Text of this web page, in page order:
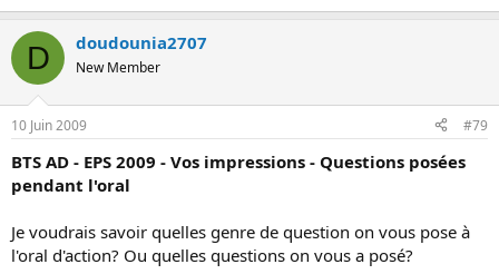
D doudounia2707
New Member
10 Juin 2009 #79
BTS AD - EPS 2009 - Vos impressions - Questions posées
pendant l'oral
Je voudrais savoir quelles genre de question on vous pose à
l'oral d'action? Ou quelles questions on vous a posé?